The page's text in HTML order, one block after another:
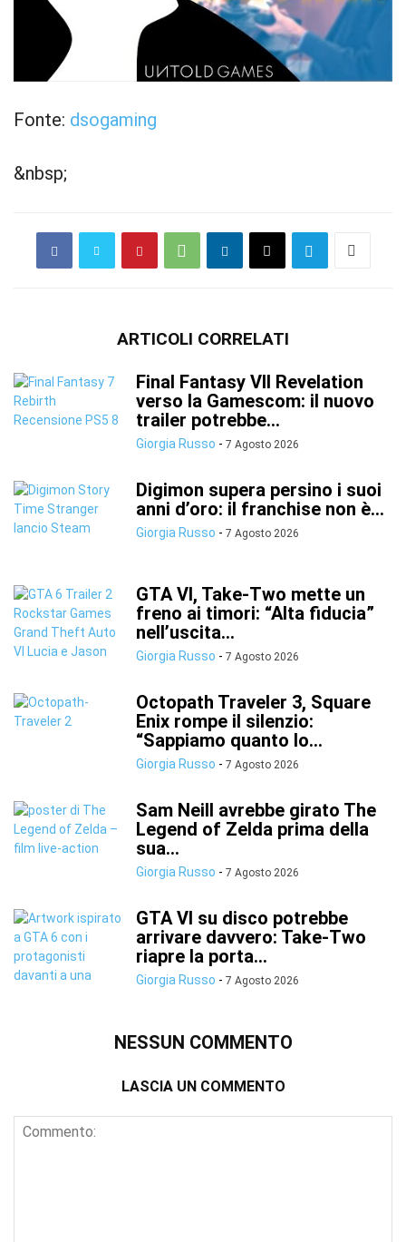
Fonte: dsogaming
&nbsp;
ARTICOLI CORRELATI
Final Fantasy VII Revelation
verso la Gamescom: il nuovo
trailer potrebbe...
Giorgia Russo - 7 Agosto 2026
Digimon supera persino i suoi
anni d’oro: il franchise non è...
Giorgia Russo - 7 Agosto 2026
GTA VI, Take-Two mette un
freno ai timori: “Alta fiducia”
nell’uscita...
Giorgia Russo - 7 Agosto 2026
Octopath Traveler 3, Square
Enix rompe il silenzio:
“Sappiamo quanto lo...
Giorgia Russo - 7 Agosto 2026
Sam Neill avrebbe girato The
Legend of Zelda prima della
sua...
Giorgia Russo - 7 Agosto 2026
GTA VI su disco potrebbe
arrivare davvero: Take-Two
riapre la porta...
Giorgia Russo - 7 Agosto 2026
NESSUN COMMENTO
LASCIA UN COMMENTO